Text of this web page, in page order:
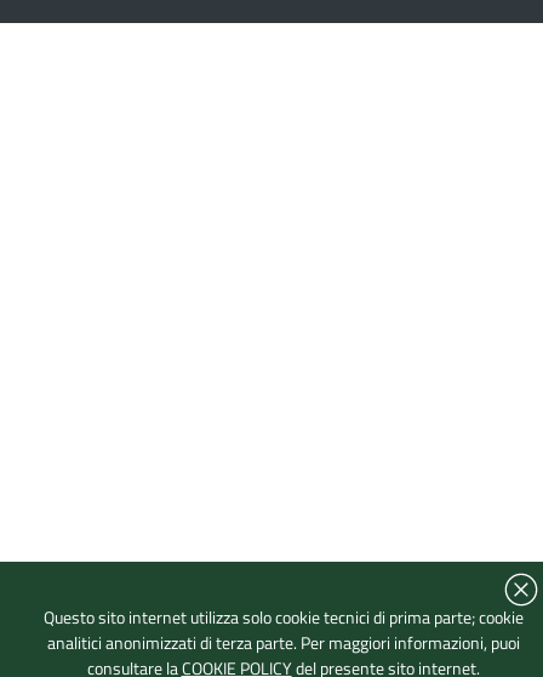
Questo sito internet utilizza solo cookie tecnici di prima parte; cookie
analitici anonimizzati di terza parte. Per maggiori informazioni, puoi
consultare laCOOKIE POLICYdel presente sito internet.